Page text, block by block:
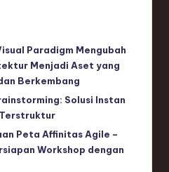
Paradigm Mengubah
Menjadi Aset yang
Berkembang
Solusi Instan
Peta Affinitas Agile –
Workshop dengan